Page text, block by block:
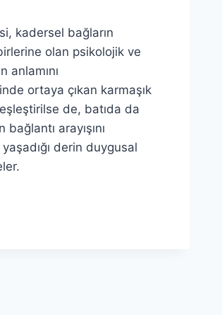
kadersel bağların
olan psikolojik ve
anlamını
ortaya çıkan karmaşık
de, batıda da
arayışını
derin duygusal